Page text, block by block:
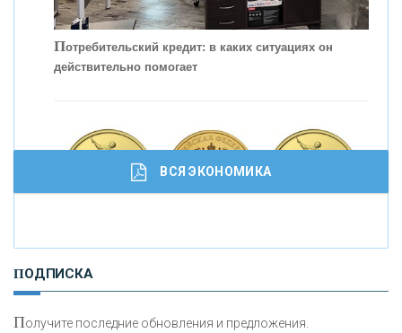
Скорость - один из главных трендов в
кредитовании бизнеса - «Интервью»
Потребительский кредит: в каких ситуациях он
действительно помогает
И
сохранения и увеличения капитала
ВСЯ ЭКОНОМИКА
ПОДПИСКА
Получите последние обновления и предложения.